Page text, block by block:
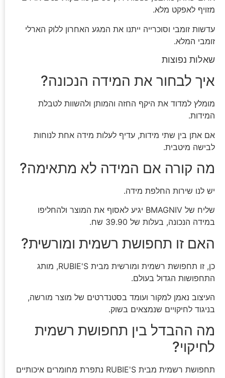
מזויף לאפקט מלא.
עדשות זומבי וסוכרייה ייתנו את המגע האחרון ללוק הארלי
זומבי המלא.
שאלות נפוצות
איך לבחור את המידה הנכונה?
מומלץ למדוד את היקף החזה והמותן ולהשוות לטבלת
המידות.
אם אתן בין שתי מידות, עדיף לעלות מידה אחת לנוחות
לבישה מיטבית.
מה קורה אם המידה לא מתאימה?
יש לנו שירות החלפת מידה.
שליח של BMAGNIV יגיע לאסוף את המוצר ולהחליפו
במידה הנכונה, בעלות של 39.90 שח.
האם זו תחפושת רשמית ומורשית?
כן, זו תחפושת רשמית ומורשית מבית RUBIE'S, מותג
התחפושות הגדול בעולם.
העיצוב נאמן למקור ועומד בסטנדרטים של מוצר מורשה,
בניגוד לחיקויים שנמצאים בשוק.
מה ההבדל בין תחפושת רשמית
לחיקוי?
תחפושת רשמית מבית RUBIE'S נתפרת מחומרים איכותיים